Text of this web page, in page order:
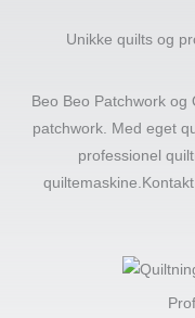
Unikke quilts og
Beo Beo Patchwork
patchwork. Med eget
professionel